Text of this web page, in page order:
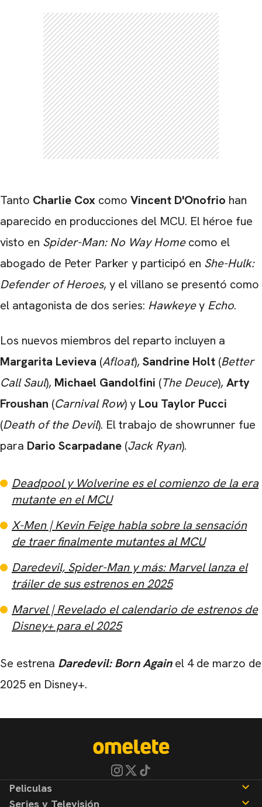
Tanto Charlie Cox como Vincent D'Onofrio han
aparecido en producciones del MCU. El héroe fue
visto en Spider-Man: No Way Homecomo el
abogado de Peter Parker y participó en She-Hulk:
Defender of Heroes, y el villano se presentó como
el antagonista de dos series: Hawkeyey Echo.
Los nuevos miembros del reparto incluyen a
Margarita Levieva (Afloat), Sandrine Holt (Better
Call Saul), Michael Gandolfini (The Deuce), Arty
Froushan (Carnival Row) y Lou Taylor Pucci
(Death of the Devil). El trabajo de showrunner fue
para Dario Scarpadane (Jack Ryan).
Deadpool y Wolverine es el comienzo de la era
mutante en el MCU
X-Men | Kevin Feige habla sobre la sensación
de traer finalmente mutantes al MCU
Daredevil, Spider-Man y más: Marvel lanza el
tráiler de sus estrenos en 2025
Marvel | Revelado el calendario de estrenos de
Disney+ para el 2025
Se estrena Daredevil: Born Againel 4 de marzo de
2025 en Disney+.
CARREGANDO PUBLICIDADE
Peliculas
Series y Televisión